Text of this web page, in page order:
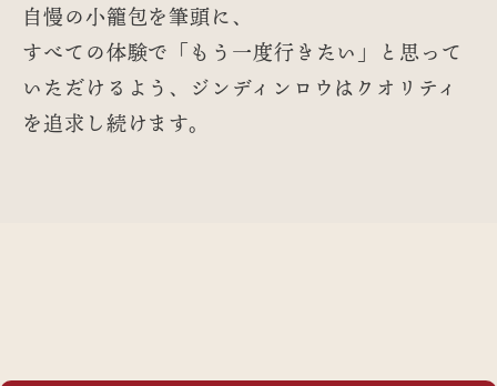
自慢の小籠包を筆頭に、
すべての体験で「もう一度行きたい」と 思って
いただけるよう、ジンディンロウはクオリティ
を追求し続けます。